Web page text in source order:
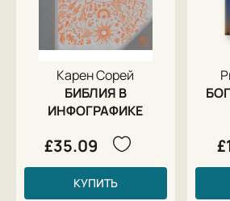
Карен Сорей
БИБЛИЯ В
ИНФОГРАФИКЕ
£35.09
КУПИТЬ